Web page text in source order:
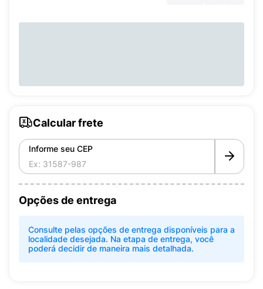
Calcular frete
Informe seu CEP
Opções de entrega
Consulte pelas opções de entrega disponíveis para a
localidade desejada. Na etapa de entrega, você
poderá decidir de maneira mais detalhada.